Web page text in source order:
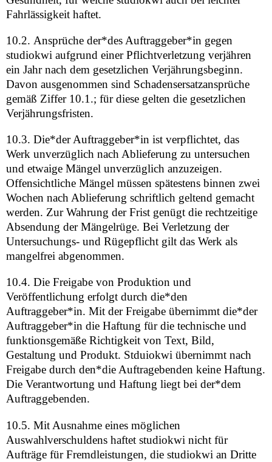
Fahrlässigkeit haftet.
10.2. Ansprüche der*des Auftraggeber*in gegen
studiokwi aufgrund einer Pflichtverletzung verjähren
ein Jahr nach dem gesetzlichen Verjährungsbeginn.
Davon ausgenommen sind Schadensersatzansprüche
gemäß Ziffer 10.1.; für diese gelten die gesetzlichen
Verjährungsfristen.
10.3. Die*der Auftraggeber*in ist verpflichtet, das
Werk unverzüglich nach Ablieferung zu untersuchen
und etwaige Mängel unverzüglich anzuzeigen.
Offensichtliche Mängel müssen spätestens binnen zwei
Wochen nach Ablieferung schriftlich geltend gemacht
werden. Zur Wahrung der Frist genügt die rechtzeitige
Absendung der Mängelrüge. Bei Verletzung der
Untersuchungs- und Rügepflicht gilt das Werk als
mangelfrei abgenommen.
10.4. Die Freigabe von Produktion und
Veröffentlichung erfolgt durch die*den
Auftraggeber*in. Mit der Freigabe übernimmt die*der
Auftraggeber*in die Haftung für die technische und
funktionsgemäße Richtigkeit von Text, Bild,
Gestaltung und Produkt. Stduiokwi übernimmt nach
Freigabe durch den*die Auftragebenden keine Haftung.
Die Verantwortung und Haftung liegt bei der*dem
Auftraggebenden.
10.5. Mit Ausnahme eines möglichen
Auswahlverschuldens haftet studiokwi nicht für
Aufträge für Fremdleistungen, die studiokwi an Dritte